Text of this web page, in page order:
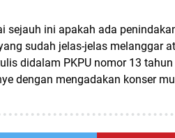
sejauh ini apakah ada
sudah jelas-jelas melanggar
didalam PKPU nomor 13
dengan mengadakan konser